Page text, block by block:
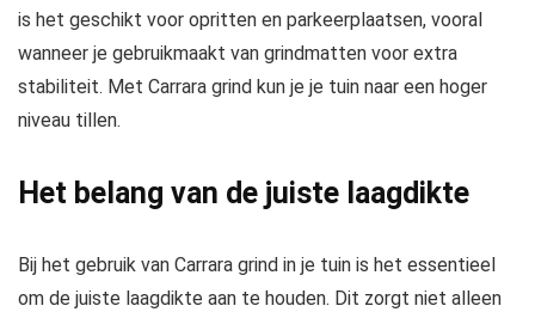
is het geschikt voor opritten en parkeerplaatsen, vooral
wanneer je gebruikmaakt van grindmatten voor extra
stabiliteit. Met Carrara grind kun je je tuin naar een hoger
niveau tillen.
Het belang van de juiste laagdikte
Bij het gebruik van Carrara grind in je tuin is het essentieel
om de juiste laagdikte aan te houden. Dit zorgt niet alleen